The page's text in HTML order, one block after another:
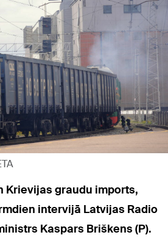
Krievijas graudu imports,
intervijā Latvijas Radio
Kaspars Briškens (P).